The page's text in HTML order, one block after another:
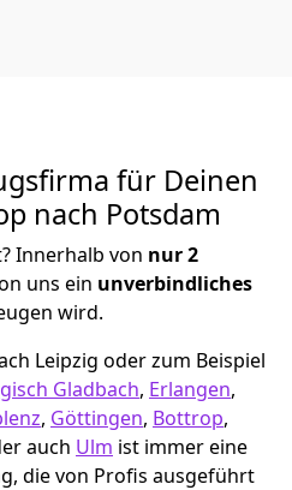
für Deinen
nach Potsdam
Innerhalb von nur 2
uns ein unverbindliches
wird.
Leipzig oder zum Beispiel
Gladbach, Erlangen,
, Göttingen, Bottrop,
auch Ulm ist immer eine
die von Profis ausgeführt